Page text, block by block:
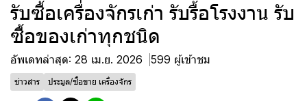
รับซื้อเครื่องจักรเก่า รับรื้อโรงงาน รับ
ซื้อของเก่าทุกชนิด
อัพเดทล่าสุด: 28 เม.ย. 2026 599 ผู้เข้าชม
ข่าวสาร ประมูล/ซื้อขาย เครื่องจักร